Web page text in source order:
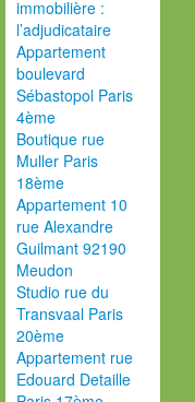
immobilière :
l’adjudicataire
Appartement
boulevard
Sébastopol Paris
4ème
Boutique rue
Muller Paris
18ème
Appartement 10
rue Alexandre
Guilmant 92190
Meudon
Studio rue du
Transvaal Paris
20ème
Appartement rue
Edouard Detaille